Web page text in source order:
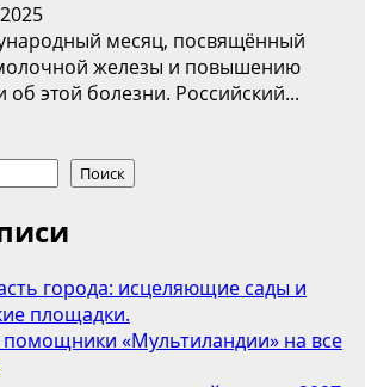
месяц, посвящённый
железы и повышению
об этой болезни. Российский...
Поиск
города: исцеляющие сады и
площадки.
«Мультиландии» на все